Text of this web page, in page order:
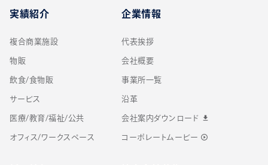
実績紹介
複合商業施設
物販
飲食/食物販
サービス
医療/教育/福祉/公共
オフィス/ワークスペース
企業情報
代表挨拶
会社概要
事業所一覧
沿革
会社案内ダウンロード download
コーポレートムービー play_circle_outline